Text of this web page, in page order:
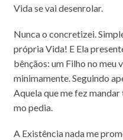
Vida se vai desenrolar.
Nunca o concretizei.
própria Vida! E Ela
bênçãos: um Filho no meu
minimamente. Seguindo
Aquela que me fez
mo pedia.
A Existência nada me